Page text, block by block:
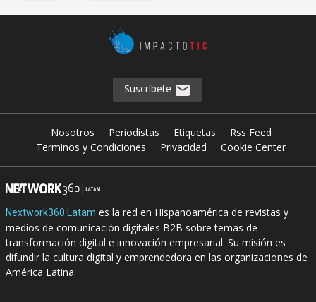
Suscríbete
Nosotros Periodistas Etiquetas
Rss Feed
Terminos y Condiciones
Privacidad Cookie Center
Nextwork360 Latam es la red en Hispanoamérica de revistas y
medios de comunicación digitales B2B sobre temas de
transformación digital e innovación empresarial. Su misión es
difundir la cultura digital y emprendedora en las organizaciones de
América Latina.